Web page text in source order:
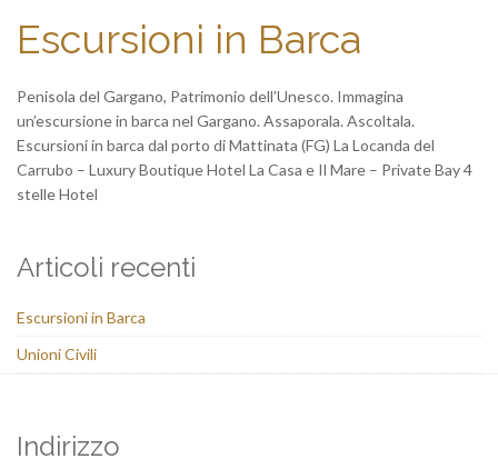
Escursioni in Barca
Penisola del Gargano, Patrimonio dell’Unesco. Immagina
un’escursione in barca nel Gargano. Assaporala. Ascoltala.
Escursioni in barca dal porto di Mattinata (FG) La Locanda del
Carrubo – Luxury Boutique Hotel La Casa e Il Mare – Private Bay 4
stelle Hotel
Articoli recenti
Escursioni in Barca
Unioni Civili
Indirizzo